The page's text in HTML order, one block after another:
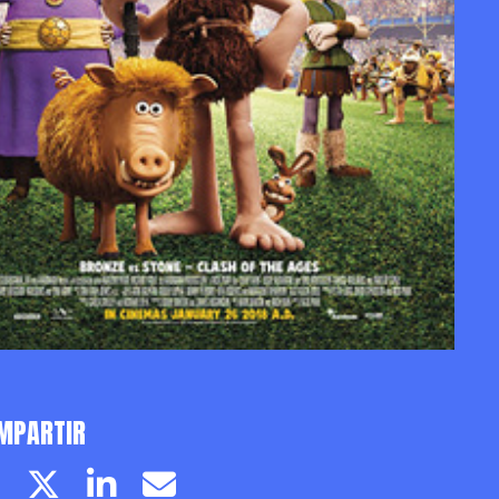
Facebook pageTwitter page
LinkedinEmail